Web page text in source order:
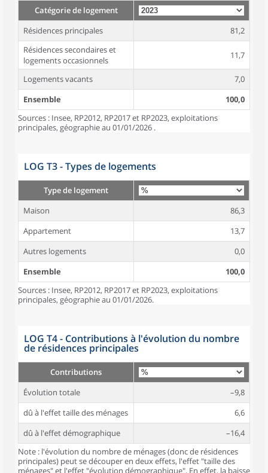
Catégorie de logement
Résidences principales
81,2
Résidences secondaires et
logements occasionnels
11,7
Logements vacants
7,0
Ensemble
100,0
Sources : Insee, RP2012, RP2017 et RP2023, exploitations
principales, géographie au 01/01/2026 .
LOG T3 - Types de logements
Type de logement
Maison
86,3
Appartement
13,7
Autres logements
0,0
Ensemble
100,0
Sources : Insee, RP2012, RP2017 et RP2023, exploitations
principales, géographie au 01/01/2026.
LOG T4 - Contributions à l'évolution du nombre
de résidences principales
Contributions
Évolution totale
–9,8
dû à l'effet taille des ménages
6,6
dû à l'effet démographique
–16,4
Note : l'évolution du nombre de ménages (donc de résidences
principales) peut se découper en deux effets, l'effet "taille des
ménages" et l'effet "évolution démographique". En effet, la baisse